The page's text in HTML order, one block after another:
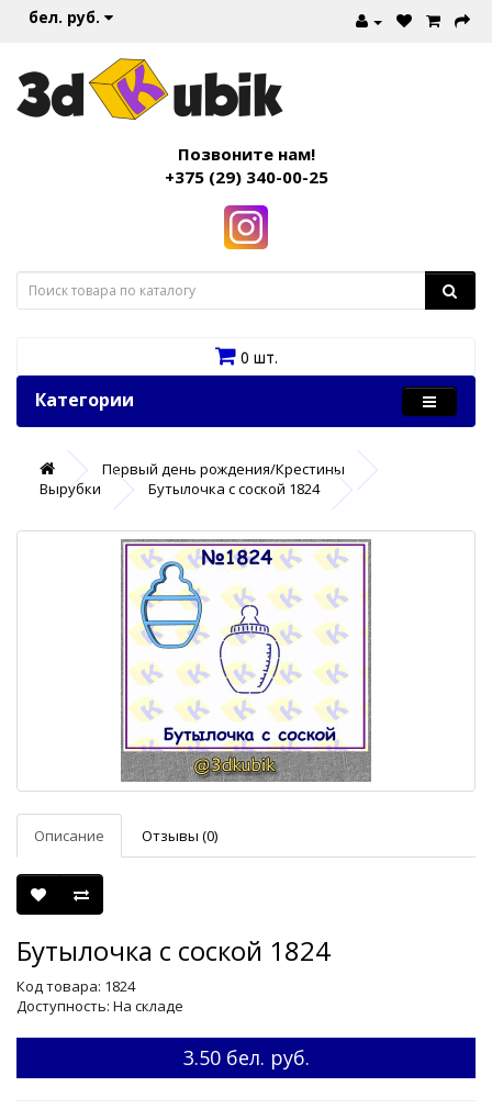
бел. руб.
Позвоните нам!
+375 (29) 340-00-25
0 шт.
Категории
Первый день рождения/Крестины
Вырубки
Бутылочка с соской 1824
Описание Отзывы (0)
Бутылочка с соской 1824
Код товара: 1824
Доступность: На складе
3.50 бел. руб.